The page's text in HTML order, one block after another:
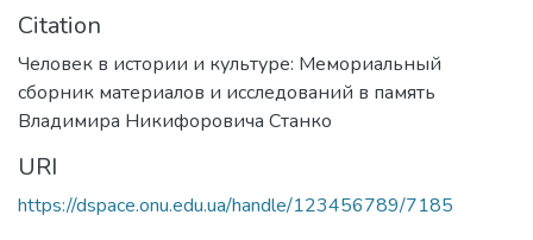
Citation
Человек в истории и культуре: Мемориальный
сборник материалов и исследований в память
Владимира Никифоровича Станко
URI
https://dspace.onu.edu.ua/handle/123456789/7185